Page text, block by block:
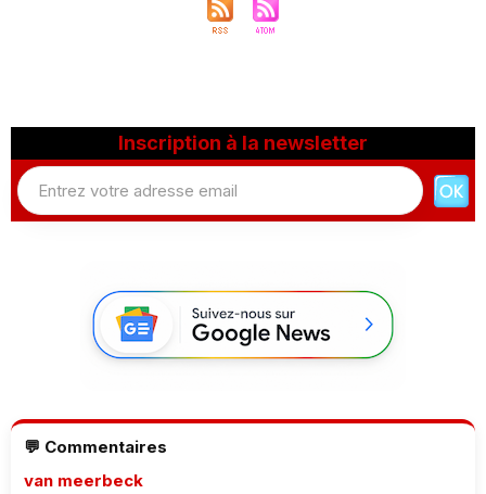
Inscription à la newsletter
💬 Commentaires
van meerbeck